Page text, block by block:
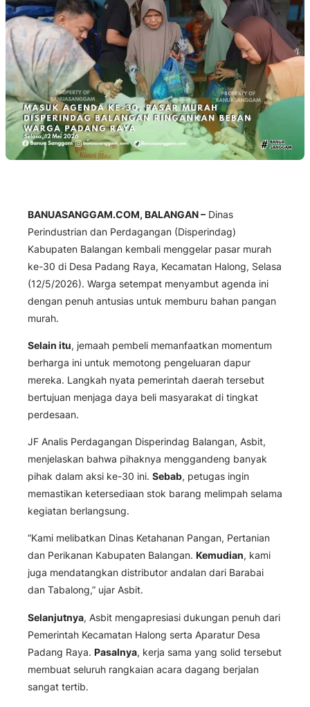
BANUASANGGAM.COM, BALANGAN – Dinas
Perindustrian dan Perdagangan (Disperindag)
Kabupaten Balangan kembali menggelar pasar murah
ke-30 di Desa Padang Raya, Kecamatan Halong, Selasa
(12/5/2026). Warga setempat menyambut agenda ini
dengan penuh antusias untuk memburu bahan pangan
murah.
Selain itu, jemaah pembeli memanfaatkan momentum
berharga ini untuk memotong pengeluaran dapur
mereka. Langkah nyata pemerintah daerah tersebut
bertujuan menjaga daya beli masyarakat di tingkat
perdesaan.
JF Analis Perdagangan Disperindag Balangan, Asbit,
menjelaskan bahwa pihaknya menggandeng banyak
pihak dalam aksi ke-30 ini. Sebab, petugas ingin
memastikan ketersediaan stok barang melimpah selama
kegiatan berlangsung.
“Kami melibatkan Dinas Ketahanan Pangan, Pertanian
dan Perikanan Kabupaten Balangan. Kemudian, kami
juga mendatangkan distributor andalan dari Barabai
dan Tabalong,” ujar Asbit.
Selanjutnya, Asbit mengapresiasi dukungan penuh dari
Pemerintah Kecamatan Halong serta Aparatur Desa
Padang Raya. Pasalnya, kerja sama yang solid tersebut
membuat seluruh rangkaian acara dagang berjalan
sangat tertib.